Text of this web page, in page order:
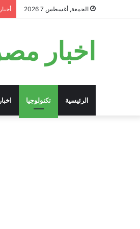
الجمعة, أغسطس 7 2026
اخبار
الرئيسية تكنولوجيا